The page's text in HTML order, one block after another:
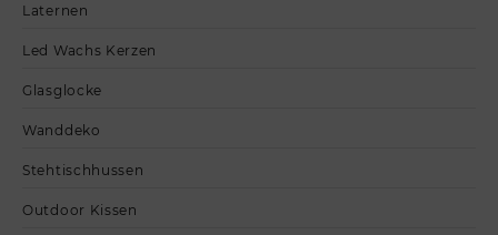
Laternen
Led Wachs Kerzen
Glasglocke
Wanddeko
Stehtischhussen
Outdoor Kissen